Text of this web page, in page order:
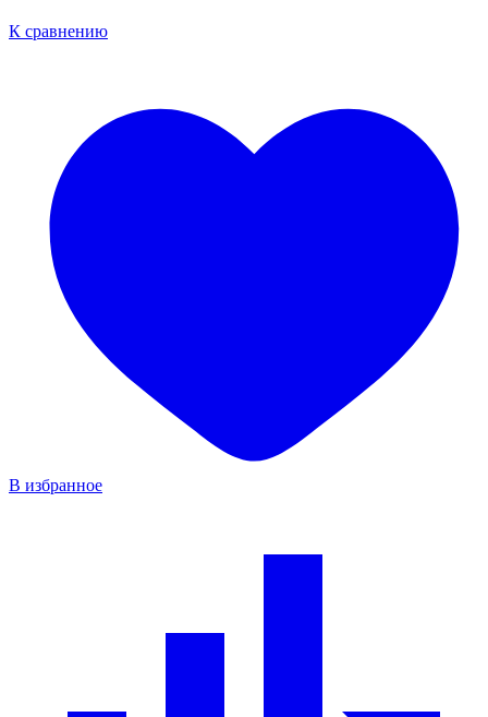
К сравнению
В избранное